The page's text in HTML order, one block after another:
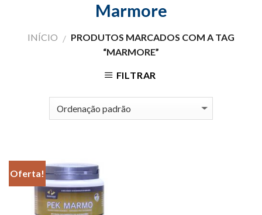
Marmore
INÍCIO / PRODUTOS MARCADOS COM A TAG
“MARMORE”
FILTRAR
Oferta!